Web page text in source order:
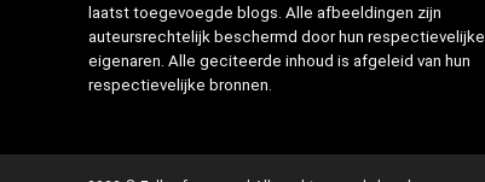
laatst toegevoegde blogs. Alle afbeeldingen zijn
auteursrechtelijk beschermd door hun respectievelijke
eigenaren. Alle geciteerde inhoud is afgeleid van hun
respectievelijke bronnen.